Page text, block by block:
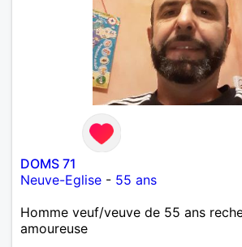
DOMS 71
Neuve-Eglise - 55 ans
Homme veuf/veuve de 55 ans
amoureuse